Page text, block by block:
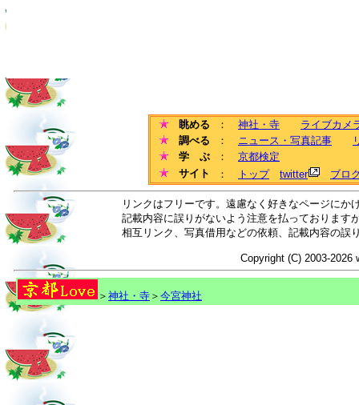
眺める ： 神社・寺
ライブカメ
調べる
： ニュース・写真記事
学 ぶ
： 京都検定
サイト
： トップ twitter ブロ
リンクはフリーです。遠慮なく好きなページに
記載内容に誤りがないよう注意を払っております
相互リンク、写真借用などの依頼、記載内容の誤
Copyright (C) 2003-2026
＞ 神社・寺 ＞ 今宮神社